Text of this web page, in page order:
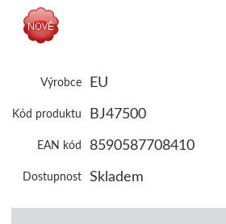
Výrobce EU
Kód produktu BJ47500
EAN kód 8590587708410
Dostupnost Skladem